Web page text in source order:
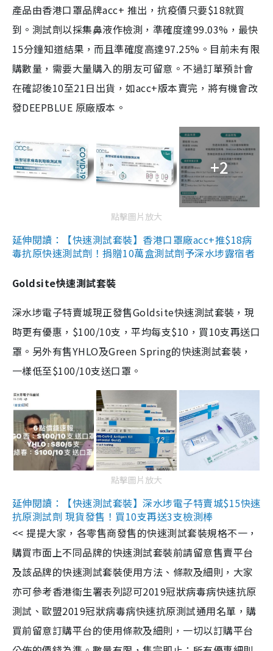
產品由香港口罩品牌acc+ 推出，抗疫價只要$18就買
到。測試劑以採集鼻液作檢測，準確度達99.03%，最快
15分鐘知道結果，而且準確度高達97.25%。目前未有限
購數量，需要大量購入的朋友可留意。不過訂單預計會
在確認後10至21日出貨，如acc+版本賣完，將有機會改
發DEEPBLUE 原廠版本。
+2
點擊圖片放大
延伸閱讀：【快速測試套裝】香港口罩廠acc+推$18病
毒抗原快速測試劑！捐贈10萬盒測試劑予深水埗露宿者
Goldsite快速測試套裝
深水埗電子特賣城現正發售Goldsite快速測試套裝，現
時更有優惠，$100/10支，平均每支$10，買10支再送口
罩。另外有售YHLO及Green Spring的快速測試套裝，
一樣低至$100/10支送口罩。
點擊圖片放大
延伸閱讀：【快速測試套裝】深水埗電子特賣城$15快速
抗原測試劑 現貨發售！買10支再送3支檢測棒
<< 提提大家，各零售商發售的快速測試套裝規格不一，
購買市面上不同品牌的快速測試套裝前請留意售賣平台
及該品牌的快速測試套裝使用方法、條款及細則，大家
亦可參考香港衞生署表列認可2019冠狀病毒病快速抗原
測試、歐盟2019冠狀病毒病快速抗原測試通用名單，購
買前留意訂購平台的使用條款及細則，一切以訂購平台